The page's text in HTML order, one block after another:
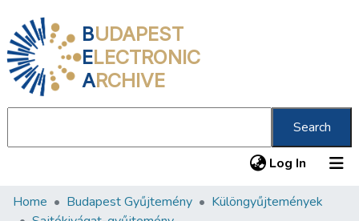
BUDAPEST
ELECTRONIC
ARCHIVE
Search
Log In (current)
Communities & Collections
Home Budapest Gyűjtemény
Különgyűjtemények